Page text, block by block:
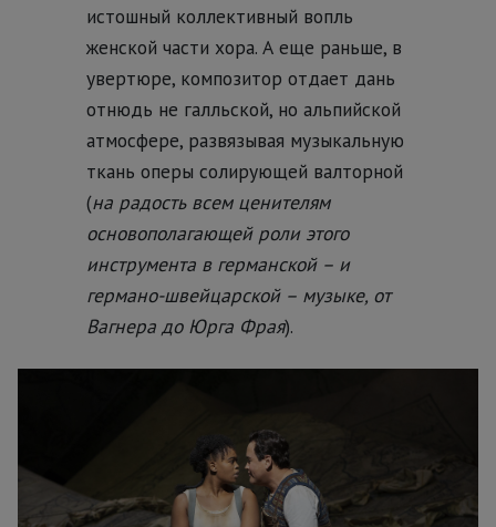
истошный коллективный вопль
женской части хора. А еще раньше, в
увертюре, композитор отдает дань
отнюдь не галльской, но альпийской
атмосфере, развязывая музыкальную
ткань оперы солирующей валторной
(на радость всем ценителям
основополагающей роли этого
инструмента в германской – и
германо-швейцарской – музыке, от
Вагнера до Юрга Фрая).